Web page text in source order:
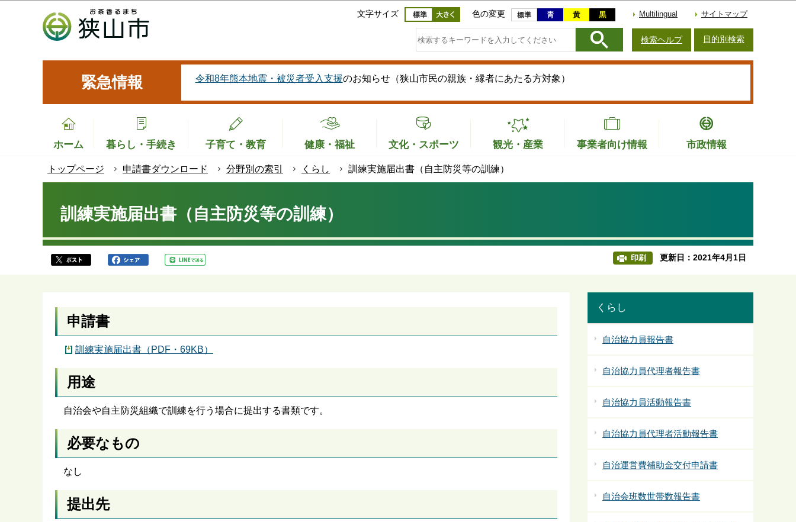
このページの本文へ移動
文字サイズ 色の変更 Multilingual サイトマップ
検索ヘルプ 目的別検索
緊急情報 令和8年熊本地震・被災者受入支援のお知らせ（狭山市民の親族・縁者にあたる方対象）
ホーム 暮らし・手続き 子育て・教育 健康・福祉 文化・スポーツ 観光・産業 事業者向け情報 市政情報
トップページ 申請書ダウンロード 分野別の索引 くらし 訓練実施届出書（自主防災等の訓練）
訓練実施届出書（自主防災等の訓練）
印刷 更新日：2021年4月1日
申請書
訓練実施届出書（PDF・69KB）
用途
自治会や自主防災組織で訓練を行う場合に提出する書類です。
必要なもの
なし
提出先
くらし
自治協力員報告書
自治協力員代理者報告書
自治協力員活動報告書
自治協力員代理者活動報告書
自治運営費補助金交付申請書
自治会班数世帯数報告書